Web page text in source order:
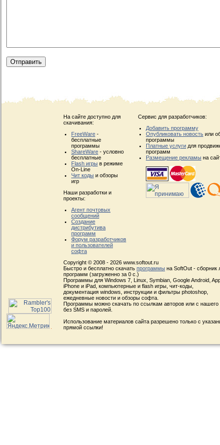
На сайте доступно для
скачивания:
FreeWare -
бесплатные
программы
ShareWare - условно
бесплатные
Flash игры в режиме
On-Line
Чит коды и обзоры
игр
Наши разработки и
проекты:
Агент почтовых
сообщений
Создание
дистрибутива
программ
Форум разработчиков
и пользователей
софта
Сервис для разработчиков:
Добавить программу
Опубликовать новость или
программы
Платные услуги для
программ
Размещение рекламы на
Copyright © 2008 - 2026 www.softout.ru
Быстро и бесплатно скачать программы на SoftOut - сборник
программ (загруженно за 0 с.)
Программы для Windows 7, Linux, Symbian, Google Android,
iPhone и iPad, компьютерные и flash игры, чит-коды,
документация windows, инструкции и фильтры photoshop,
ежедневные новости и обзоры софта.
Программы можно скачать по ссылкам авторов или с нашего
без SMS и паролей.
Использование материалов сайта разрешено только с
прямой ссылки!